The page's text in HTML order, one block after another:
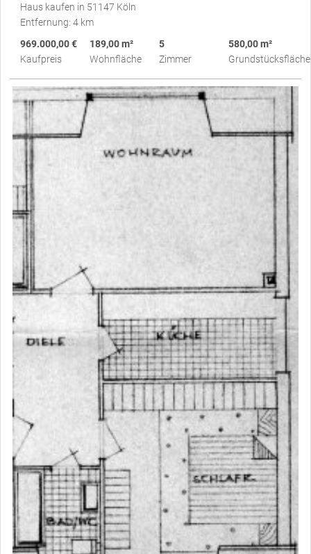
Haus kaufen in 51147 Köln
Entfernung: 4 km
969.000,00 €
Kaufpreis
189,00 m²
Wohnfläche
5
Zimmer
580,00 m²
Grundstücksfläche